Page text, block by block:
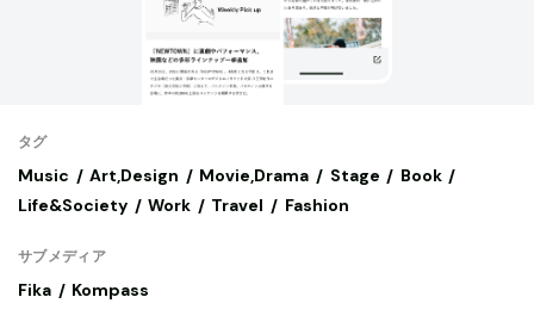
タグ
Music Art,Design Movie,Drama Stage
Book
Life&Society
Work Travel Fashion
サブメディア
Fika Kompass